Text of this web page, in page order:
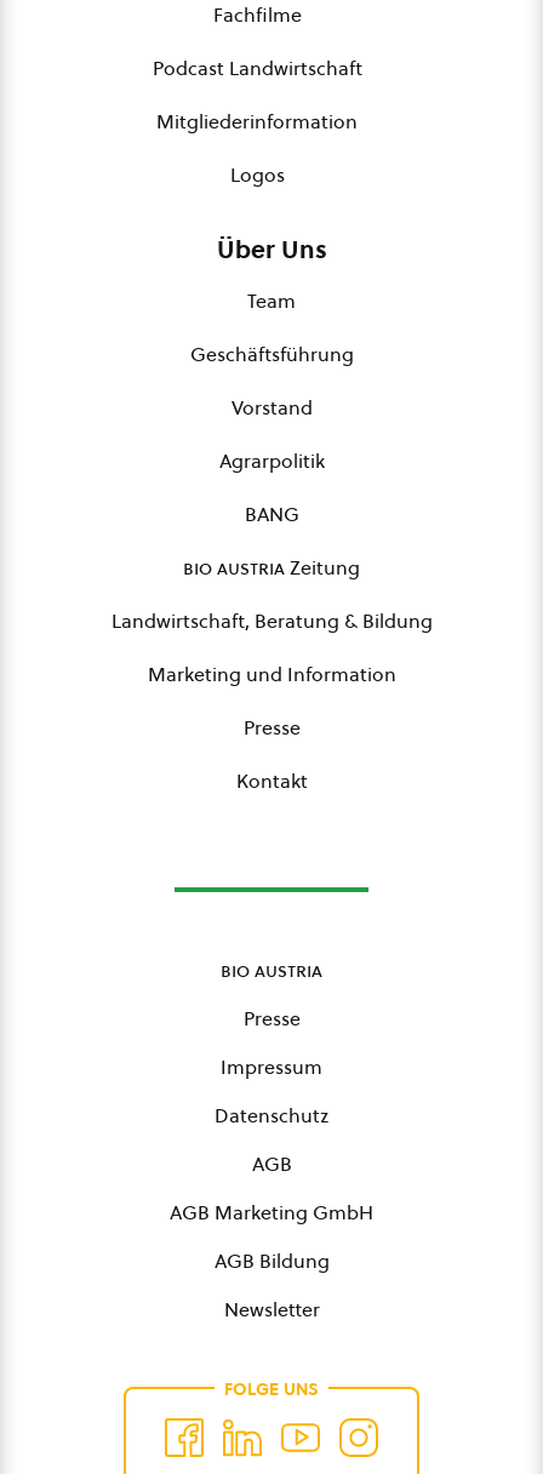
Fachfilme
Podcast Landwirtschaft
Mitgliederinformation
Logos
Über Uns
Team
Geschäftsführung
Vorstand
Agrarpolitik
BANG
bio austriaZeitung
Landwirtschaft, Beratung & Bildung
Marketing und Information
Presse
Kontakt
bio austria
Presse
Impressum
Datenschutz
AGB
AGB Marketing GmbH
AGB Bildung
Newsletter
FOLGE UNS